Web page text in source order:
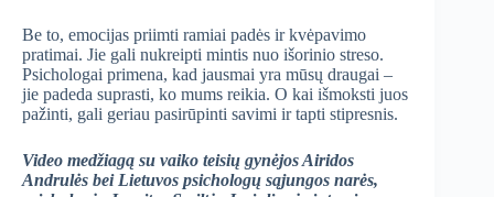
Be to, emocijas priimti ramiai padės ir kvėpavimo
pratimai. Jie gali nukreipti mintis nuo išorinio streso.
Psichologai primena, kad jausmai yra mūsų draugai –
jie padeda suprasti, ko mums reikia. O kai išmoksti juos
pažinti, gali geriau pasirūpinti savimi ir tapti stipresnis.
Video medžiagą su vaiko teisių gynėjos Airidos
Andrulės bei Lietuvos psichologų sąjungos narės,